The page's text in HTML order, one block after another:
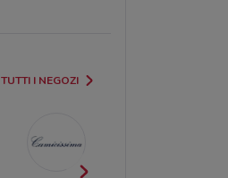
TUTTI I NEGOZI